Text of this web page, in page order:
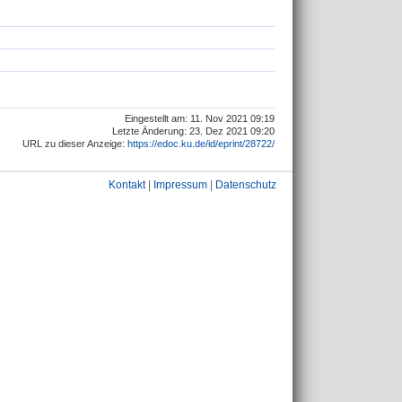
Eingestellt am: 11. Nov 2021 09:19
Letzte Änderung: 23. Dez 2021 09:20
URL zu dieser Anzeige: https://edoc.ku.de/id/eprint/28722/
Kontakt| Impressum Datenschutz